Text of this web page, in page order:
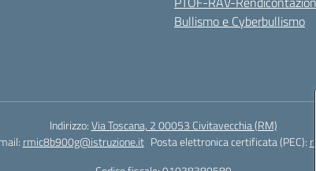
Bullismo e Cyberbullismo
Indirizzo:Via Toscana, 2 00053 Civitavecchia (RM)
rmic8b900g@istruzione.it Posta elettronica certificata (PEC):